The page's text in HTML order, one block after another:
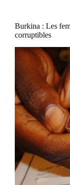
Burkina : Les
corruptibles